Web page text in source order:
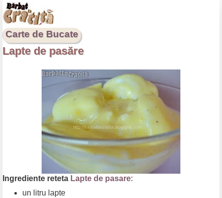
Carte de Bucate
Lapte de pasăre
Ingrediente reteta Lapte de pasare:
un litru lapte